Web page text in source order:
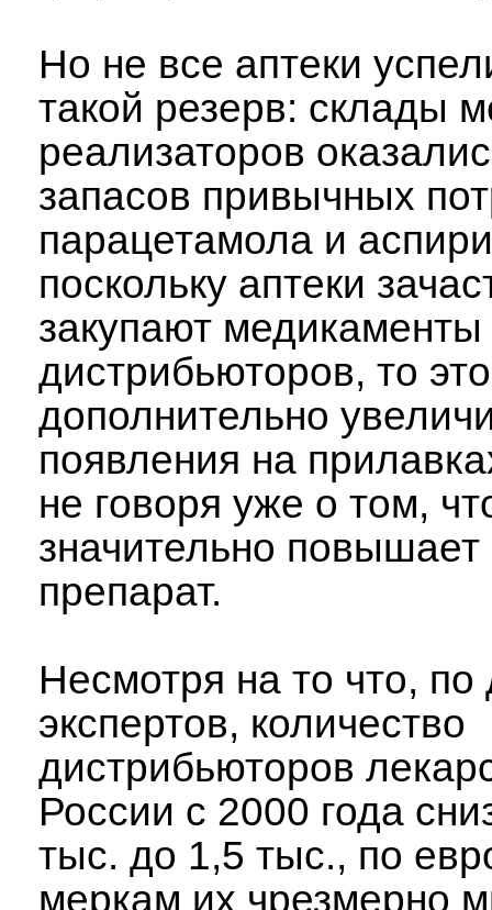
Но не все аптеки
такой резерв: склады
реализаторов
запасов привычных
парацетамола и
поскольку аптеки
закупают медикаменты
дистрибьюторов, то
дополнительно
появления на
не говоря уже о том,
значительно повышает
препарат.
Несмотря на то что,
экспертов, количество
дистрибьюторов
России с 2000 года
тыс. до 1,5 тыс., по
меркам их чрезмерно